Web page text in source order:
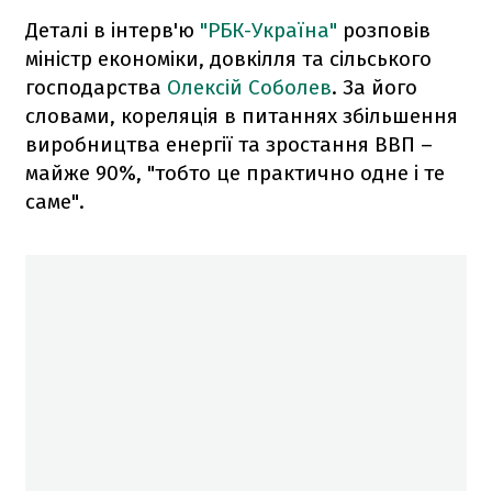
Деталі в інтерв'ю "РБК-Україна" розповів
міністр економіки, довкілля та сільського
господарства Олексій Соболев. За його
словами, кореляція в питаннях збільшення
виробництва енергії та зростання ВВП –
майже 90%, "тобто це практично одне і те
саме".